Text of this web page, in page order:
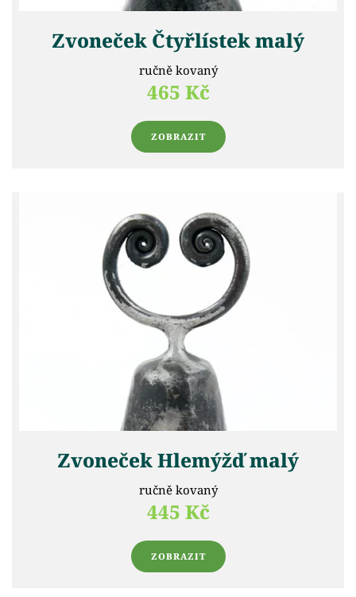
Zvoneček Čtyřlístek malý
ručně kovaný
465 Kč
ZOBRAZIT
Zvoneček Hlemýžď malý
ručně kovaný
445 Kč
ZOBRAZIT